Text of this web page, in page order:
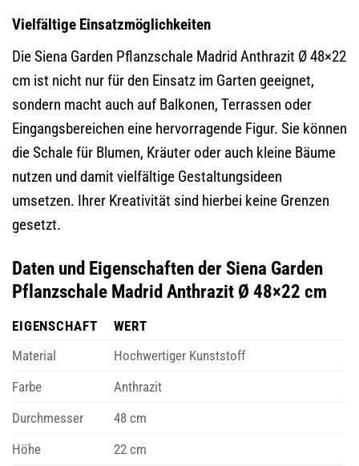
Vielfältige Einsatzmöglichkeiten
Die Siena Garden Pflanzschale Madrid Anthrazit Ø 48×22
cm ist nicht nur für den Einsatz im Garten geeignet,
sondern macht auch auf Balkonen, Terrassen oder
Eingangsbereichen eine hervorragende Figur. Sie können
die Schale für Blumen, Kräuter oder auch kleine Bäume
nutzen und damit vielfältige Gestaltungsideen
umsetzen. Ihrer Kreativität sind hierbei keine Grenzen
gesetzt.
Daten und Eigenschaften der Siena Garden
Pflanzschale Madrid Anthrazit Ø 48×22 cm
EIGENSCHAFT
WERT
Material
Hochwertiger Kunststoff
Farbe
Anthrazit
Durchmesser
48 cm
Höhe
22 cm